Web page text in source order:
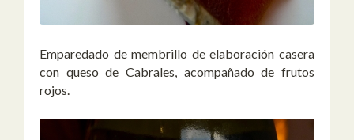
Emparedado de membrillo de elaboración casera
con queso de Cabrales, acompañado de frutos
rojos.